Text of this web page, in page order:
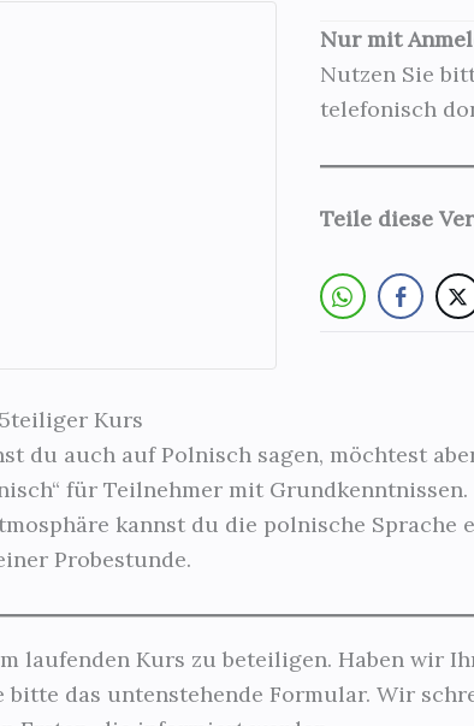
Nur mit
Nutzen Sie
telefonisch
Teile diese
Kurs
du auch auf Polnisch sagen, möchtest
für Teilnehmer mit Grundkenntnissen.
kannst du die polnische Sprache
Probestunde.
laufenden Kurs zu beteiligen. Haben wir
das untenstehende Formular. Wir